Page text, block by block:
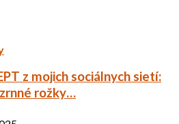
z mojich sociálnych sietí:
rožky…